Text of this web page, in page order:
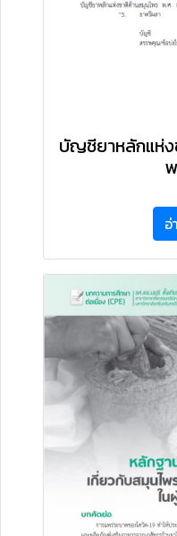
บัญชียาหลักแห่
อ่